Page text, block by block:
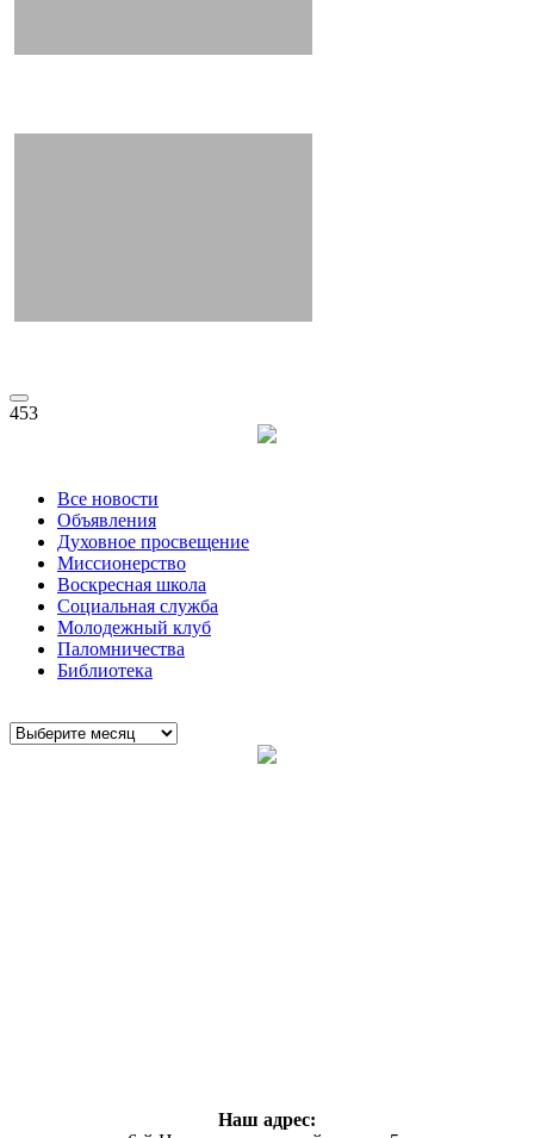
453
Все новости
Объявления
Духовное просвещение
Миссионерство
Воскресная школа
Социальная служба
Молодежный клуб
Паломничества
Библиотека
Наш адрес: